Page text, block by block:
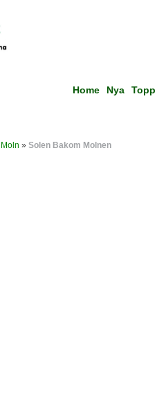
Home Nya Topp
Moln » Solen Bakom Molnen